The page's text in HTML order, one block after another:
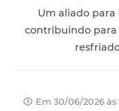
Um aliado para
contribuindo para
Em 30/06/2026 às